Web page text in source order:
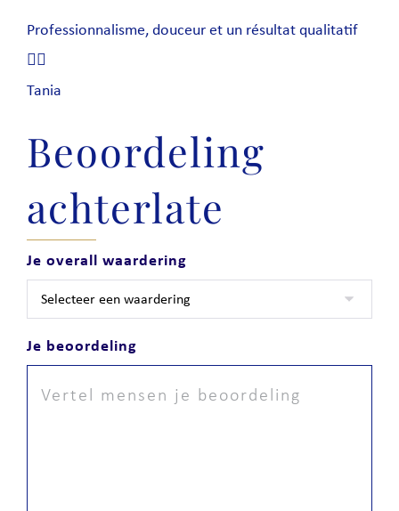
Professionnalisme, douceur et un résultat qualitatif
👌🏻
Tania
Beoordeling
achterlate
Je overall waardering
Je beoordeling